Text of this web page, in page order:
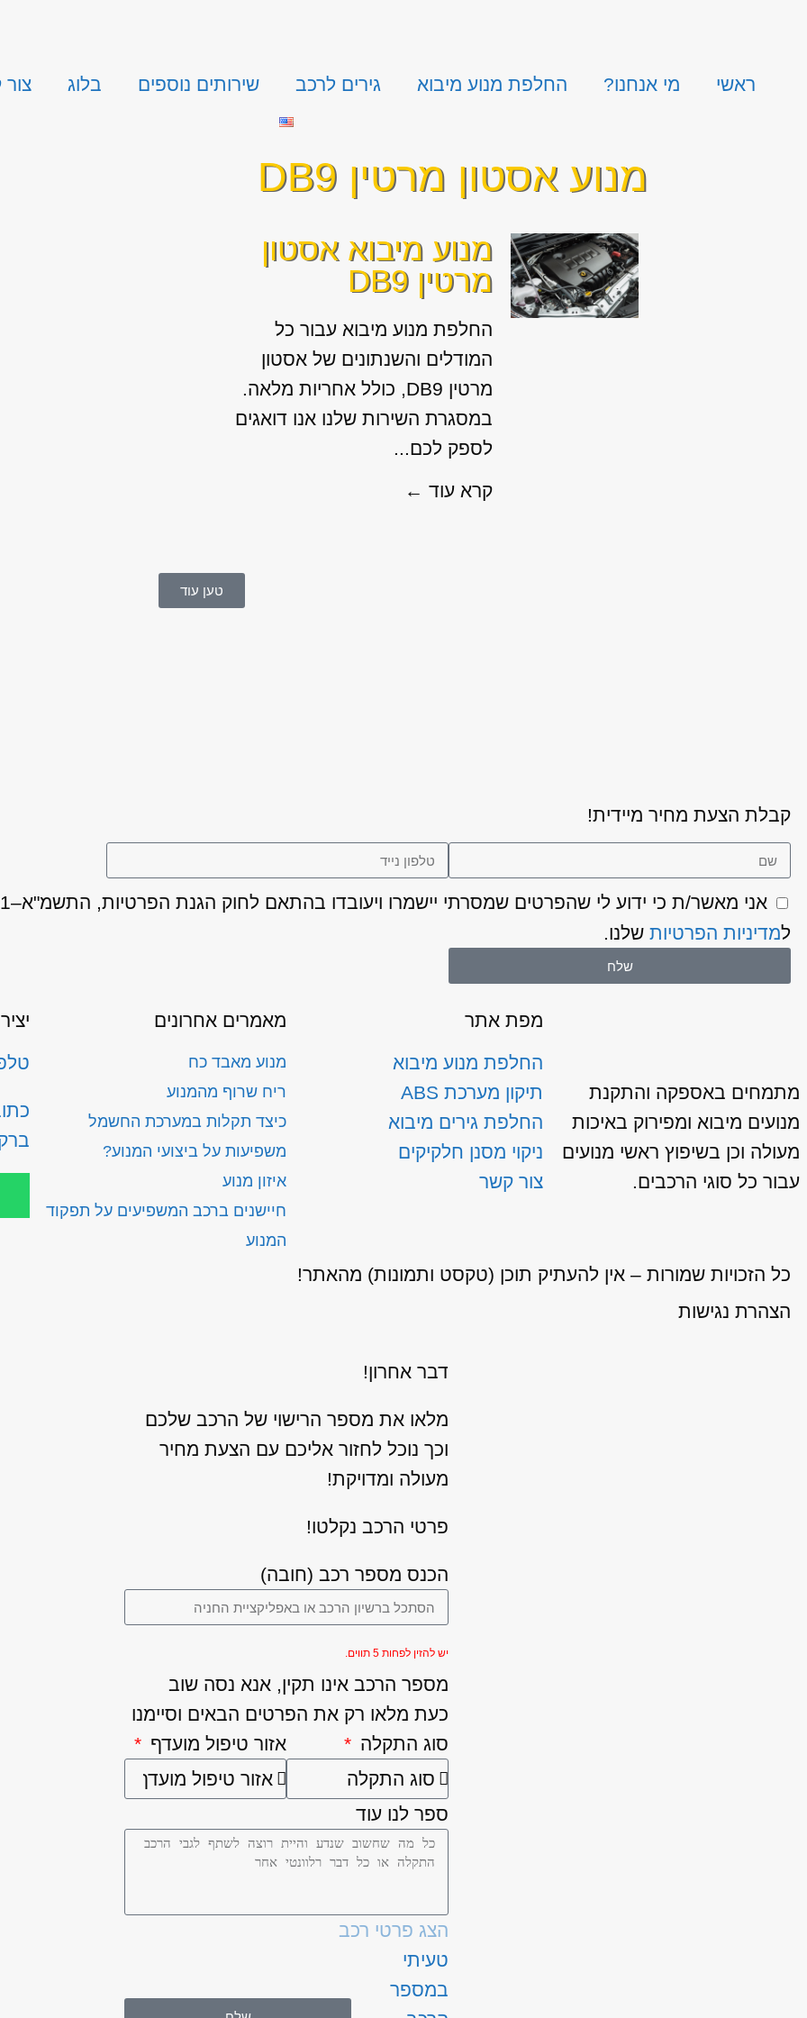
ראשי מי אנחנו? החלפת מנוע מיבוא גירים לרכב שירותים נוספים בלוג
מנוע אסטון מרטין DB9
מנוע מיבוא אסטון
מרטין DB9
החלפת מנוע מיבוא עבור כל
המודלים והשנתונים של אסטון
מרטין DB9, כולל אחריות מלאה.
במסגרת השירות שלנו אנו דואגים
לספק לכם...
קרא עוד ←
טען עוד
קבלת הצעת מחיר מיידית!
למדיניות הפרטיות שלנו.
שלח
מתמחים באספקה והתקנת
מנועים מיבוא ומפירוק באיכות
מעולה וכן בשיפוץ ראשי מנועים
עבור כל סוגי הרכבים.
מפת אתר
החלפת מנוע מיבוא
תיקון מערכת ABS
החלפת גירים מיבוא
ניקוי מסנן חלקיקים
צור קשר
מאמרים אחרונים
מנוע מאבד כח
ריח שרוף מהמנוע
כיצד תקלות במערכת החשמל
משפיעות על ביצועי המנוע?
איזון מנוע
חיישנים ברכב המשפיעים על תפקוד
המנוע
טלפון:
כל הזכויות שמורות – אין להעתיק תוכן (טקסט ותמונות) מהאתר!
הצהרת נגישות
דבר אחרון!
מלאו את מספר הרישוי של הרכב שלכם
וכך נוכל לחזור אליכם עם הצעת מחיר
מעולה ומדויקת!
פרטי הרכב נקלטו!
הכנס מספר רכב (חובה)
יש להזין לפחות 5 תווים.
מספר הרכב אינו תקין, אנא נסה שוב
כעת מלאו רק את הפרטים הבאים וסיימנו
סוג התקלה
אזור טיפול מועדף
ספר לנו עוד
הצג פרטי רכב
טעיתי
במספר